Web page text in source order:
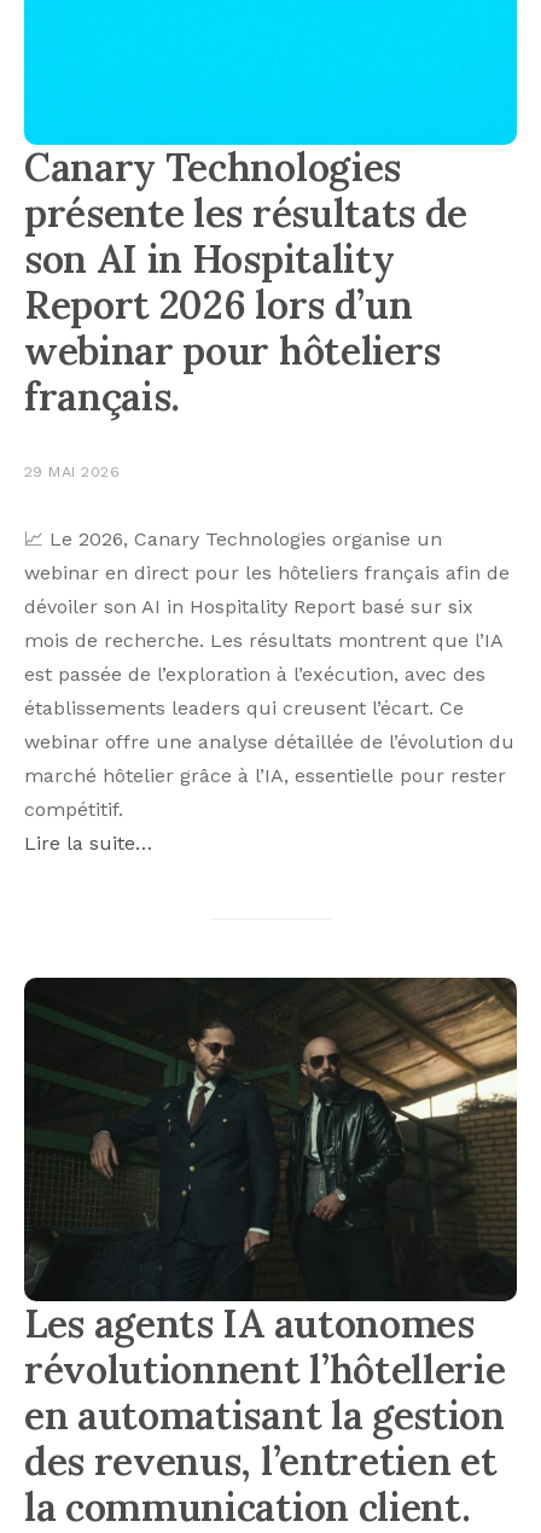
Canary Technologies
présente les résultats de
son AI in Hospitality
Report 2026 lors d’un
webinar pour hôteliers
français.
29 MAI 2026
📈 Le 2026, Canary Technologies organise un
webinar en direct pour les hôteliers français afin de
dévoiler son AI in Hospitality Report basé sur six
mois de recherche. Les résultats montrent que l’IA
est passée de l’exploration à l’exécution, avec des
établissements leaders qui creusent l’écart. Ce
webinar offre une analyse détaillée de l’évolution du
marché hôtelier grâce à l’IA, essentielle pour rester
compétitif.
Lire la suite…
Les agents IA autonomes
révolutionnent l’hôtellerie
en automatisant la gestion
des revenus, l’entretien et
la communication client.